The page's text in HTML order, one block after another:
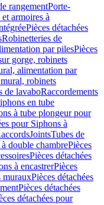
rangementPorte-
armoires à
Pièces détachées
Robinetteries de
par pilesPièces
gorge, robinets
alimentation par
robinets
de lavaboRaccordements
en tube
à tube plongeur pour
pour Siphons à
JointsTubes de
double chambrePièces
Pièces détachées
à encastrerPièces
murauxPièces détachées
Pièces détachées
détachées pour